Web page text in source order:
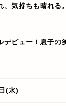
、気持ちも晴れる
デビュー！息子の
(水)